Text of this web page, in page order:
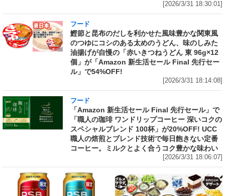
[2026/3/31 18:30:01]
フード
鰹節と昆布のだしを利かせた風味豊かな関東風
のつゆにコシのある太めのうどん、味のしみた
油揚げが自慢の「赤いきつねうどん 東 96g×12
個」が「Amazon 新生活セール Final 先行セー
ル」で54%OFF!
[2026/3/31 18:14:08]
フード
「Amazon 新生活セール Final 先行セール」で
「職人の珈琲 ワンドリップコーヒー 深いコクの
スペシャルブレンド 100杯」が20%OFF! UCC
職人の焙煎とブレンド技術で毎日飽きない定番
コーヒー。ミルクとよく合うコク豊かな味わい
[2026/3/31 18:06:07]